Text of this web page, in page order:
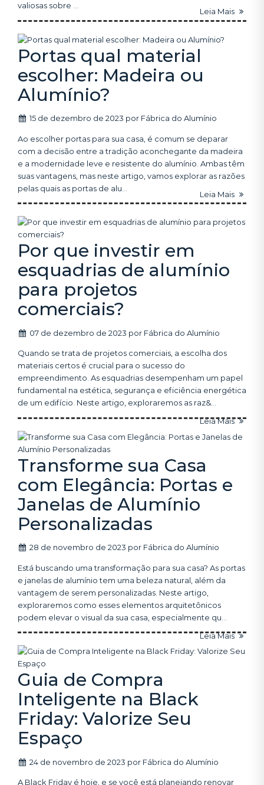
valiosas sobre ...
Leia Mais
Portas qual material
escolher: Madeira ou
Alumínio?
15 de dezembro de 2023 por Fábrica do Alumínio
Ao escolher portas para sua casa, é comum se deparar
com a decisão entre a tradição aconchegante da madeira
e a modernidade leve e resistente do alumínio. Ambas têm
suas vantagens, mas neste artigo, vamos explorar as razões
pelas quais as portas de alu...
Leia Mais
Por que investir em
esquadrias de alumínio
para projetos
comerciais?
07 de dezembro de 2023 por Fábrica do Alumínio
Quando se trata de projetos comerciais, a escolha dos
materiais certos é crucial para o sucesso do
empreendimento. As esquadrias desempenham um papel
fundamental na estética, segurança e eficiência energética
de um edifício. Neste artigo, exploraremos as raz&...
Leia Mais
Transforme sua Casa
com Elegância: Portas e
Janelas de Alumínio
Personalizadas
28 de novembro de 2023 por Fábrica do Alumínio
Está buscando uma transformação para sua casa? As portas
e janelas de alumínio tem uma beleza natural, além da
vantagem de serem personalizadas. Neste artigo,
exploraremos como esses elementos arquitetônicos
podem elevar o visual da sua casa, especialmente qu...
Leia Mais
Guia de Compra
Inteligente na Black
Friday: Valorize Seu
Espaço
24 de novembro de 2023 por Fábrica do Alumínio
A Black Friday é hoje, e se você está planejando renovar